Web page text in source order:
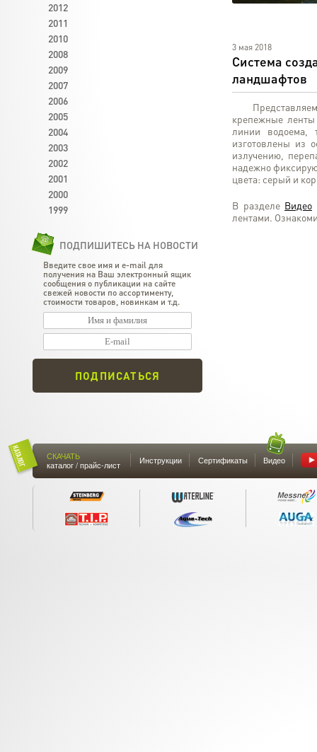
3 мая 2018
Система
ландшафтов
Представляем
крепежные
линии водоема,
изготовлены из
излучению,
надежно
цвета: серый и
В разделе Видео
лентами.
2012
2011
2010
2008
2009
2007
2006
2005
2004
2003
2002
2001
2000
1999
ПОДПИШИТЕСЬ НА НОВОСТИ
Введите свое имя и e-mail для
получения на Ваш электронный ящик
сообщения о публикации на сайте
свежей новости по ассортименту,
стоимости товаров, новинкам и т.д.
ПОДПИСАТЬСЯ
СКАЧАТЬ
каталог / прайс-лист
Инструкции Сертификаты Видео